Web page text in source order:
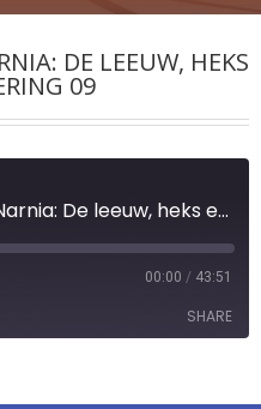
DE LEEUW, HEKS
09
De Kronieken van Narnia: De leeuw, heks en kleerkast – aflevering 09
00:00 / 43:51
SHARE